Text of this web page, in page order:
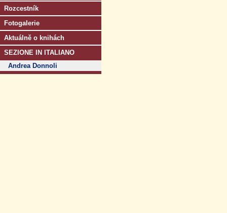
Rozcestník
Fotogalerie
Aktuálně o knihách
SEZIONE IN ITALIANO
Andrea Donnoli